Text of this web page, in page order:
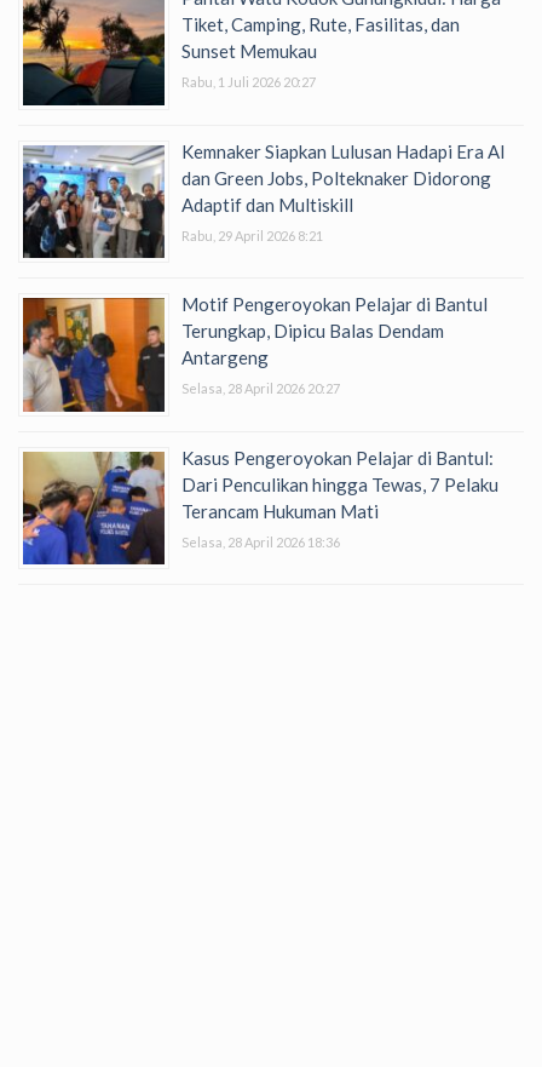
Tiket, Camping, Rute, Fasilitas, dan
Sunset Memukau
Rabu, 1 Juli 2026 20:27
Kemnaker Siapkan Lulusan Hadapi Era AI
dan Green Jobs, Polteknaker Didorong
Adaptif dan Multiskill
Rabu, 29 April 2026 8:21
Motif Pengeroyokan Pelajar di Bantul
Terungkap, Dipicu Balas Dendam
Antargeng
Selasa, 28 April 2026 20:27
Kasus Pengeroyokan Pelajar di Bantul:
Dari Penculikan hingga Tewas, 7 Pelaku
Terancam Hukuman Mati
Selasa, 28 April 2026 18:36